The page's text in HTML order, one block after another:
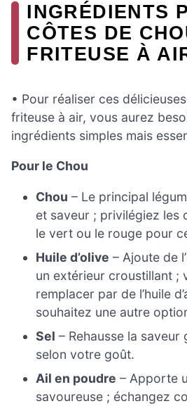
INGRÉDIENTS
CÔTES DE
FRITEUSE À
• Pour réaliser ces
friteuse à air, vous aurez
ingrédients simples mais
Pour le Chou
Chou – Le principal
et saveur ; privilégiez les
le vert ou le rouge pour
Huile d’olive – Ajoute de
un extérieur croustillant ;
remplacer par de l’huile
souhaitez une autre
Sel – Rehausse la saveur
selon votre goût.
Ail en poudre – Apporte
savoureuse ; échangez